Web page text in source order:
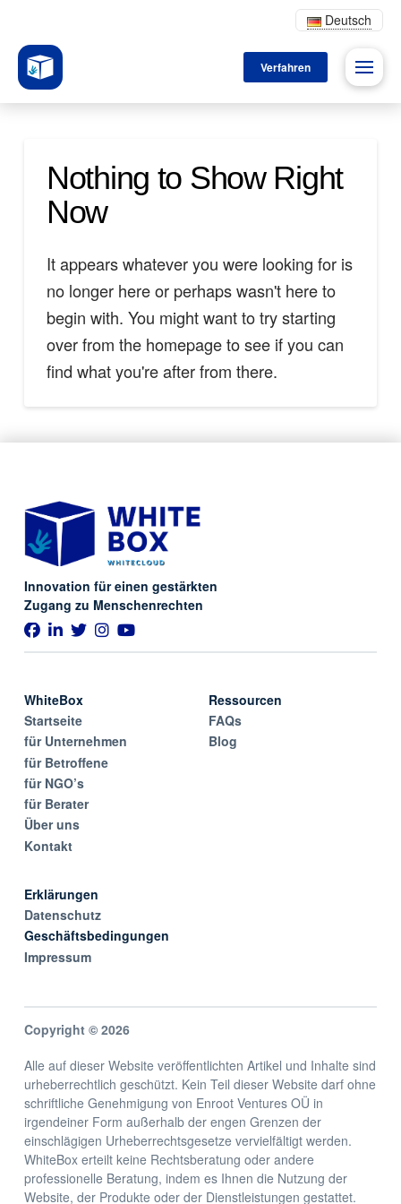
Deutsch
Verfahren
Nothing to Show Right
Now
It appears whatever you were looking for is
no longer here or perhaps wasn't here to
begin with. You might want to try starting
over from the homepage to see if you can
find what you're after from there.
Innovation für einen gestärkten
Zugang zu Menschenrechten
WhiteBox
Startseite
für Unternehmen
für Betroffene
für NGO’s
für Berater
Über uns
Kontakt
Ressourcen
FAQs
Blog
Erklärungen
Datenschutz
Geschäftsbedingungen
Impressum
Copyright © 2026
Alle auf dieser Website veröffentlichten Artikel und Inhalte sind
urheberrechtlich geschützt. Kein Teil dieser Website darf ohne
schriftliche Genehmigung von Enroot Ventures OÜ in
irgendeiner Form außerhalb der engen Grenzen der
einschlägigen Urheberrechtsgesetze vervielfältigt werden.
WhiteBox erteilt keine Rechtsberatung oder andere
professionelle Beratung, indem es Ihnen die Nutzung der
Website, der Produkte oder der Dienstleistungen gestattet.